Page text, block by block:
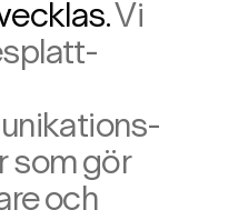
Vi
som gör
och